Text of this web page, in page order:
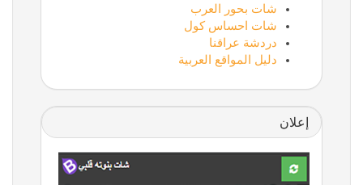
شات بحور العرب
شات احساس كول
دردشة عراقنا
دليل المواقع العربية
إعلان